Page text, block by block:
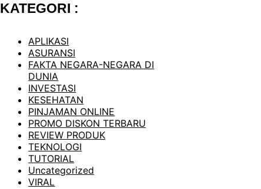
KATEGORI :
APLIKASI
ASURANSI
FAKTA NEGARA-NEGARA DI
DUNIA
INVESTASI
KESEHATAN
PINJAMAN ONLINE
PROMO DISKON TERBARU
REVIEW PRODUK
TEKNOLOGI
TUTORIAL
Uncategorized
VIRAL